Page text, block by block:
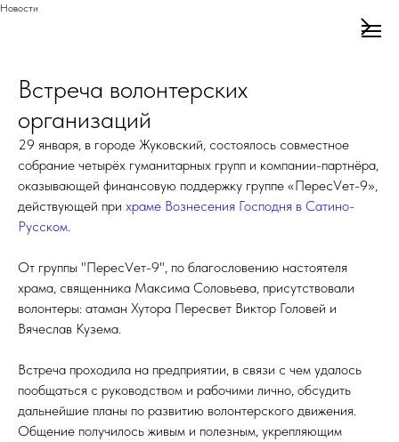
Новости
Встреча волонтерских
организаций
29 января, в городе Жуковский, состоялось совместное
собрание четырёх гуманитарных групп и компании-партнёра,
оказывающей финансовую поддержку группе «ПересVет-9»,
действующей при храме Вознесения Господня в Сатино-
Русском.
От группы "ПересVет-9", по благословению настоятеля
храма, священника Максима Соловьева, присутствовали
волонтеры: атаман Хутора Пересвет Виктор Головей и
Вячеслав Кузема.
Встреча проходила на предприятии, в связи с чем удалось
пообщаться с руководством и рабочими лично, обсудить
дальнейшие планы по развитию волонтерского движения.
Общение получилось живым и полезным, укрепляющим